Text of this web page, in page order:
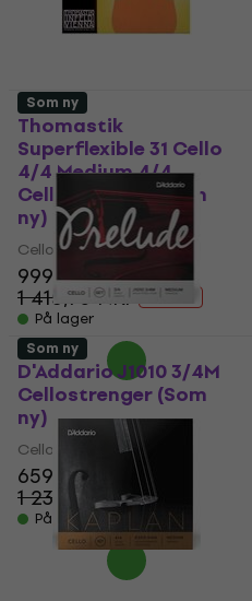
Thomastik
Superflexible 31 Cello
4/4 Medium 4/4
Cellostrenger (Som
ny)
Cellostrenger
999 NKr
1 415,70 NKr
- 29 %
På lager
Som ny
D'Addario J1010 3/4M
Cellostrenger (Som
ny)
Cellostrenger
659 NKr
1 233,71 NKr
- 47 %
På lager
Som ny